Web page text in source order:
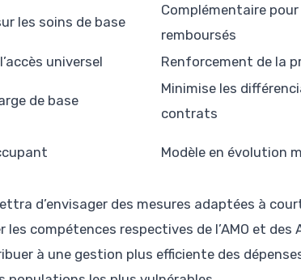
les soins de base
Complémentaire
remboursés
universel
Renforcement de la
de base
Minimise les
contrats
Modèle en évolution
d’envisager des mesures adaptées à
compétences respectives de l’AMO et des
à une gestion plus efficiente des